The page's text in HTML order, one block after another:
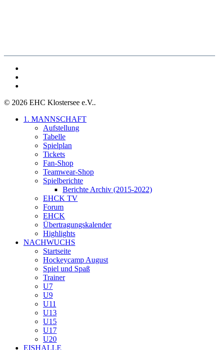
© 2026 EHC Klostersee e.V..
Close
1. MANNSCHAFT
Aufstellung
Tabelle
Spielplan
Tickets
Fan-Shop
Teamwear-Shop
Spielberichte
Berichte Archiv (2015-2022)
EHCK TV
Forum
EHCK
Übertragungskalender
Highlights
NACHWUCHS
Startseite
Hockeycamp August
Spiel und Spaß
Trainer
U7
U9
U11
U13
U15
U17
U20
EISHALLE